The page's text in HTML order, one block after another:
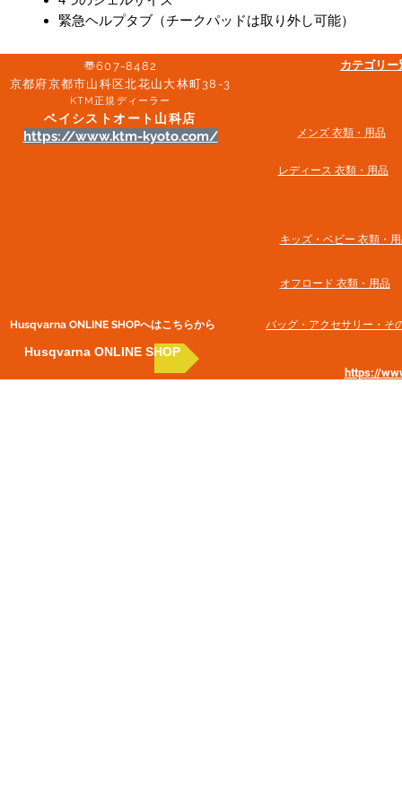
緊急ヘルプタブ（チークパッドは取り外し可能）
〠607-8482
京都府京都市山科区北花山大林町38-3​
KTM正規ディーラー
ベイシストオート山科店
https://www.ktm-kyoto.com/
Husqvarna ONLINE SHOP​へはこちらから
Husqvarna ONLINE SHOP
カテゴリ
メンズ 衣類・用品
​レディース 衣類・用品
キッズ・ベビー 衣類・
オフロード 衣類・用品
バッグ・アクセサリー・そ
https://